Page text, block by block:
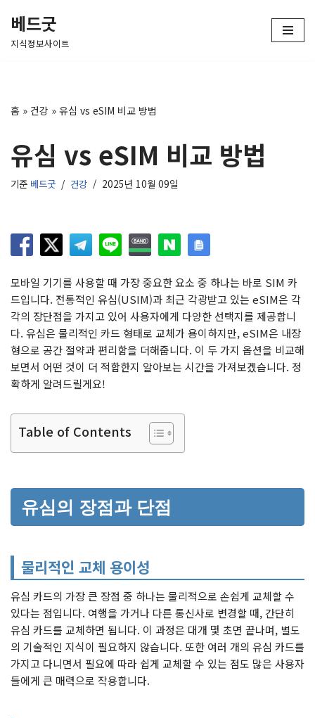
콘
건
기
베드굿
지식정보사이트
홈 » 건강 » 유심 vs eSIM 비교 방법
유심 vs eSIM 비교 방법
기준 베드굿 건강 2025년 10월 09일
모바일 기기를 사용할 때 가장 중요한 요소 중 하나는 바로 SIM 카
드입니다. 전통적인 유심(USIM)과 최근 각광받고 있는 eSIM은 각
각의 장단점을 가지고 있어 사용자에게 다양한 선택지를 제공합니
다. 유심은 물리적인 카드 형태로 교체가 용이하지만, eSIM은 내장
형으로 공간 절약과 편리함을 더해줍니다. 이 두 가지 옵션을 비교해
보면서 어떤 것이 더 적합한지 알아보는 시간을 가져보겠습니다. 정
확하게 알려드릴게요!
Table of Contents
유심의 장점과 단점
물리적인 교체 용이성
유심 카드의 가장 큰 장점 중 하나는 물리적으로 손쉽게 교체할 수
있다는 점입니다. 여행을 가거나 다른 통신사로 변경할 때, 간단히
유심 카드를 교체하면 됩니다. 이 과정은 대개 몇 초면 끝나며, 별도
의 기술적인 지식이 필요하지 않습니다. 또한 여러 개의 유심 카드를
가지고 다니면서 필요에 따라 쉽게 교체할 수 있는 점도 많은 사용자
들에게 큰 매력으로 작용합니다.